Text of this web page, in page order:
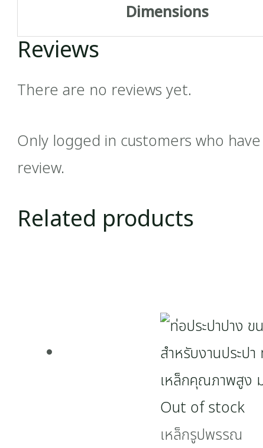
Dimensions
Reviews
There are no reviews yet.
Only logged in customers who
review.
Related products
Out of stock
เหล็กรูปพรรณ